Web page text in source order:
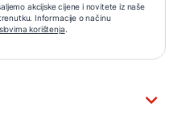
akcijske cijene i novitete iz naše
Informacije o načinu
korištenja.